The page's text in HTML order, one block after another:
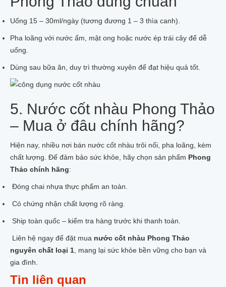
Uống 15 – 30ml/ngày (tương đương 1 – 3 thìa canh).
Pha loãng với nước ấm, mật ong hoặc nước ép trái cây để dễ
uống.
Dùng sau bữa ăn, duy trì thường xuyên để đạt hiệu quả tốt.
5. Nước cốt nhàu Phong Thảo
– Mua ở đâu chính hãng?
Hiện nay, nhiều nơi bán nước cốt nhàu trôi nổi, pha loãng, kém
chất lượng. Để đảm bảo sức khỏe, hãy chọn sản phẩm Phong
Thảo chính hãng:
Đóng chai nhựa thực phẩm an toàn.
Có chứng nhận chất lượng rõ ràng.
Ship toàn quốc – kiểm tra hàng trước khi thanh toán.
Liên hệ ngay để đặt mua nước cốt nhàu Phong Thảo
nguyên chất loại 1 , mang lại sức khỏe bền vững cho bạn và
gia đình.
Tin liên quan